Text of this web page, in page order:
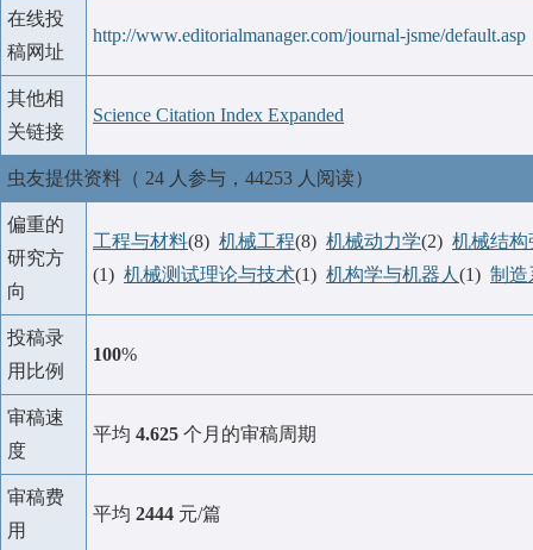
在线投
稿网址
http://www.editorialmanager.com/journal-jsme/default.asp
其他相
关链接
Science Citation Index Expanded
虫友提供资料（ 24 人参与，44253 人阅读）
偏重的
研究方
向
工程与材料(8) 机械工程(8) 机械动力学(2) 机械结构
(1) 机械测试理论与技术(1) 机构学与机器人 (1) 制造
投稿录
用比例
100%
审稿速
度
平均 4.625 个月的审稿周期
审稿费
用
平均 2444 元/篇